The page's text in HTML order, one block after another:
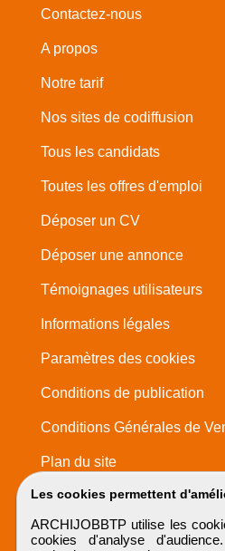
Les cookies permettent
ARCHIJOBBTP utilise les
cookies d'analyse
Contactez-nous
A propos
Notre tarif
Nos sites de codiffusion
Tous les candidats
Toutes les offres d'emploi
Déposer un CV
Déposer une annonce
Témoignages utilisateurs
Informations légales
Paramètres des cookies
Conditions de publication
Conditions Générales de
Plan du site